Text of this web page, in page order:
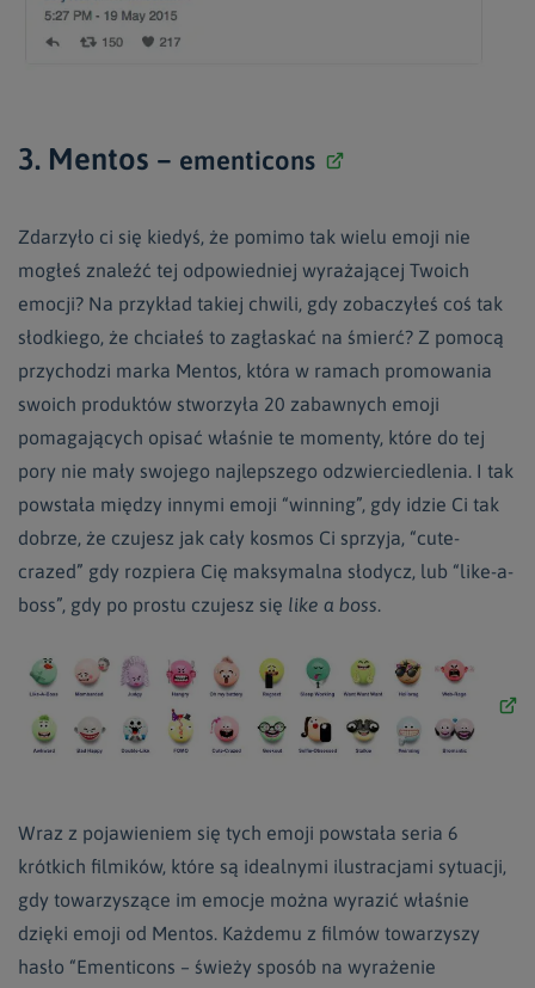
3. Mentos – ementicons
Zdarzyło ci się kiedyś, że pomimo tak wielu emoji nie
mogłeś znaleźć tej odpowiedniej wyrażającej Twoich
emocji? Na przykład takiej chwili, gdy zobaczyłeś coś tak
słodkiego, że chciałeś to zagłaskać na śmierć? Z pomocą
przychodzi marka Mentos, która w ramach promowania
swoich produktów stworzyła 20 zabawnych emoji
pomagających opisać właśnie te momenty, które do tej
pory nie mały swojego najlepszego odzwierciedlenia. I tak
powstała między innymi emoji “winning”, gdy idzie Ci tak
dobrze, że czujesz jak cały kosmos Ci sprzyja, “cute-
crazed” gdy rozpiera Cię maksymalna słodycz, lub “like-a-
boss”, gdy po prostu czujesz się like a boss.
Wraz z pojawieniem się tych emoji powstała seria 6
krótkich filmików, które są idealnymi ilustracjami sytuacji,
gdy towarzyszące im emocje można wyrazić właśnie
dzięki emoji od Mentos. Każdemu z filmów towarzyszy
hasło “Ementicons – świeży sposób na wyrażenie